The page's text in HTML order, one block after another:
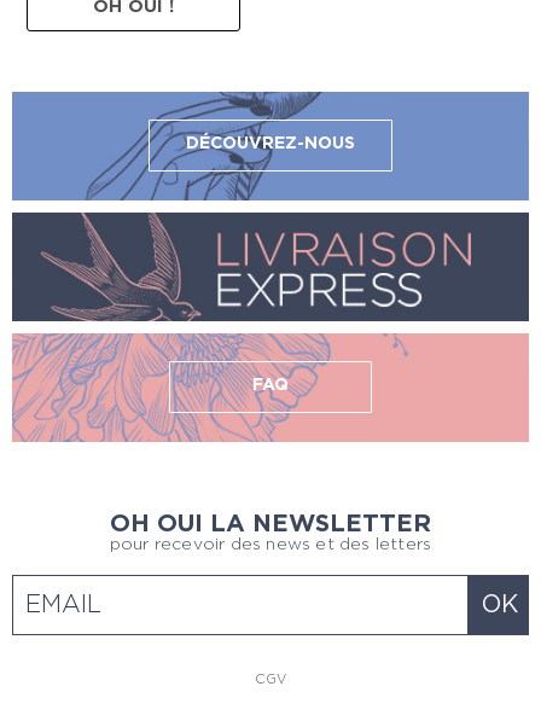
OH OUI !
DÉCOUVREZ-NOUS
FAQ
OH OUI LA NEWSLETTER
pour recevoir des news et des letters
CGV